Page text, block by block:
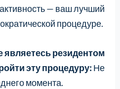
— ваш лучший
процедуре.
являетесь резидентом
эту процедуру: Не
момента.